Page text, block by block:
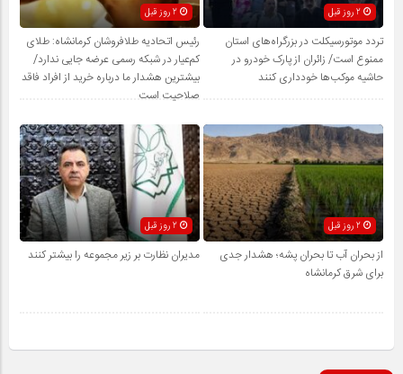
2 روز قبل
تردد موتورسیکلت در بزرگراه‌های استان
ممنوع است/ زائران از پارک خودرو در
حاشیه موکب‌ها خودداری کنند
رئیس اتحادیه طلافروشان کرمانشاه: طلای
کم‌عیار در شبکه رسمی عرضه جایی ندارد/
بیشترین هشدار ما درباره خرید از افراد فاقد
صلاحیت است
2 روز قبل
از بحران آب تا بحران پشه؛ هشدار جدی
برای شرق کرمانشاه
مدیران نظارت بر زیر مجموعه را بیشتر کنند